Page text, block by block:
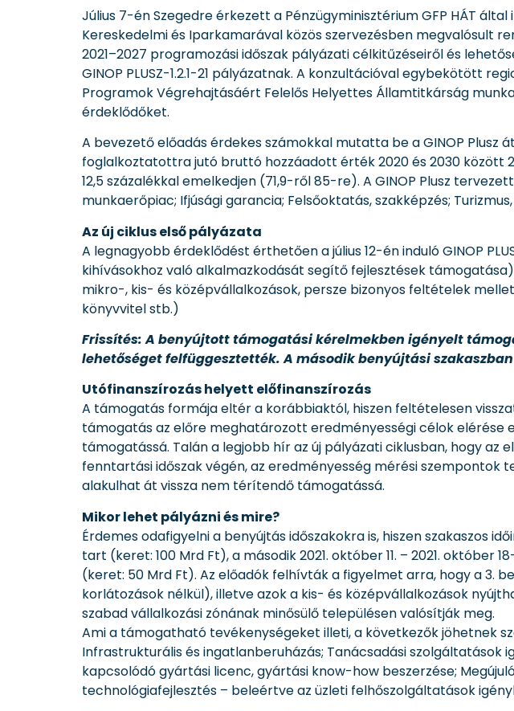
Július 7-én Szegedre érkezett a Pénzügyminisztérium GFP HÁT
Kereskedelmi és Iparkamarával közös szervezésben megvalósult
2021–2027 programozási időszak pályázati célkitűzéseiről és
GINOP PLUSZ-1.2.1-21 pályázatnak. A konzultációval egybekötött
Programok Végrehajtásáért Felelős Helyettes Államtitkárság
érdeklődőket.
A bevezető előadás érdekes számokkal mutatta be a GINOP
foglalkoztatottra jutó bruttó hozzáadott érték 2020 és 2030 között
12,5 százalékkal emelkedjen (71,9-ről 85-re). A GINOP Plusz
munkaerőpiac; Ifjúsági garancia; Felsőoktatás, szakképzés;
Az új ciklus első pályázata
A legnagyobb érdeklődést érthetően a július 12-én induló GINOP
kihívásokhoz való alkalmazkodását segítő fejlesztések
mikro-, kis- és középvállalkozások, persze bizonyos feltételek
könyvvitel stb.)
Frissítés: A benyújtott támogatási kérelmekben igényelt
lehetőséget felfüggesztették. A második benyújtási
Utófinanszírozás helyett előfinanszírozás
A támogatás formája eltér a korábbiaktól, hiszen feltételesen
támogatás az előre meghatározott eredményességi célok
támogatássá. Talán a legjobb hír az új pályázati ciklusban, hogy
fenntartási időszak végén, az eredményesség mérési szempontok
alakulhat át vissza nem térítendő támogatássá.
Mikor lehet pályázni és mire?
Érdemes odafigyelni a benyújtás időszakokra is, hiszen szakaszos
tart (keret: 100 Mrd Ft), a második 2021. október 11. – 2021. október
(keret: 50 Mrd Ft). Az előadók felhívták a figyelmet arra, hogy a 3.
korlátozások nélkül), illetve azok a kis- és középvállalkozások
szabad vállalkozási zónának minősülő településen valósítják meg.
Ami a támogatható tevékenységeket illeti, a következők jöhetnek
Infrastrukturális és ingatlanberuházás; Tanácsadási szolgáltatások
kapcsolódó gyártási licenc, gyártási know-how beszerzése;
technológiafejlesztés – beleértve az üzleti felhőszolgáltatások